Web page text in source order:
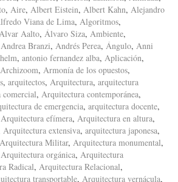
, Aire, Albert Eistein, Albert Kahn, Alejandro
Viana de Lima, Algoritmos,
Alvar Aalto, Álvaro Siza, Ambiente,
Andrea Branzi, Andrés Perea, Ángulo, Anni
, antonio fernandez alba, Aplicación,
Archizoom, Armonía de los opuestos,
, arquitectos, Arquitectura, arquitectura
, Arquitectura contemporánea,
de emergencia, arquitectura docente,
Arquitectura efímera, Arquitectura en altura,
Arquitectura extensiva, arquitectura japonesa,
Arquitectura Militar, Arquitectura monumental,
Arquitectura orgánica, Arquitectura
Radical, Arquitectura Relacional,
transportable, Arquitectura vernácula,